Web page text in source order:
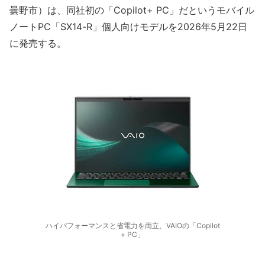
曇野市）は、同社初の「Copilot+ PC」だというモバイル
ノートPC「SX14-R」個人向けモデルを2026年5月22日
に発売する。
ハイパフォーマンスと省電力を両立、VAIOの「Copilot
+ PC」